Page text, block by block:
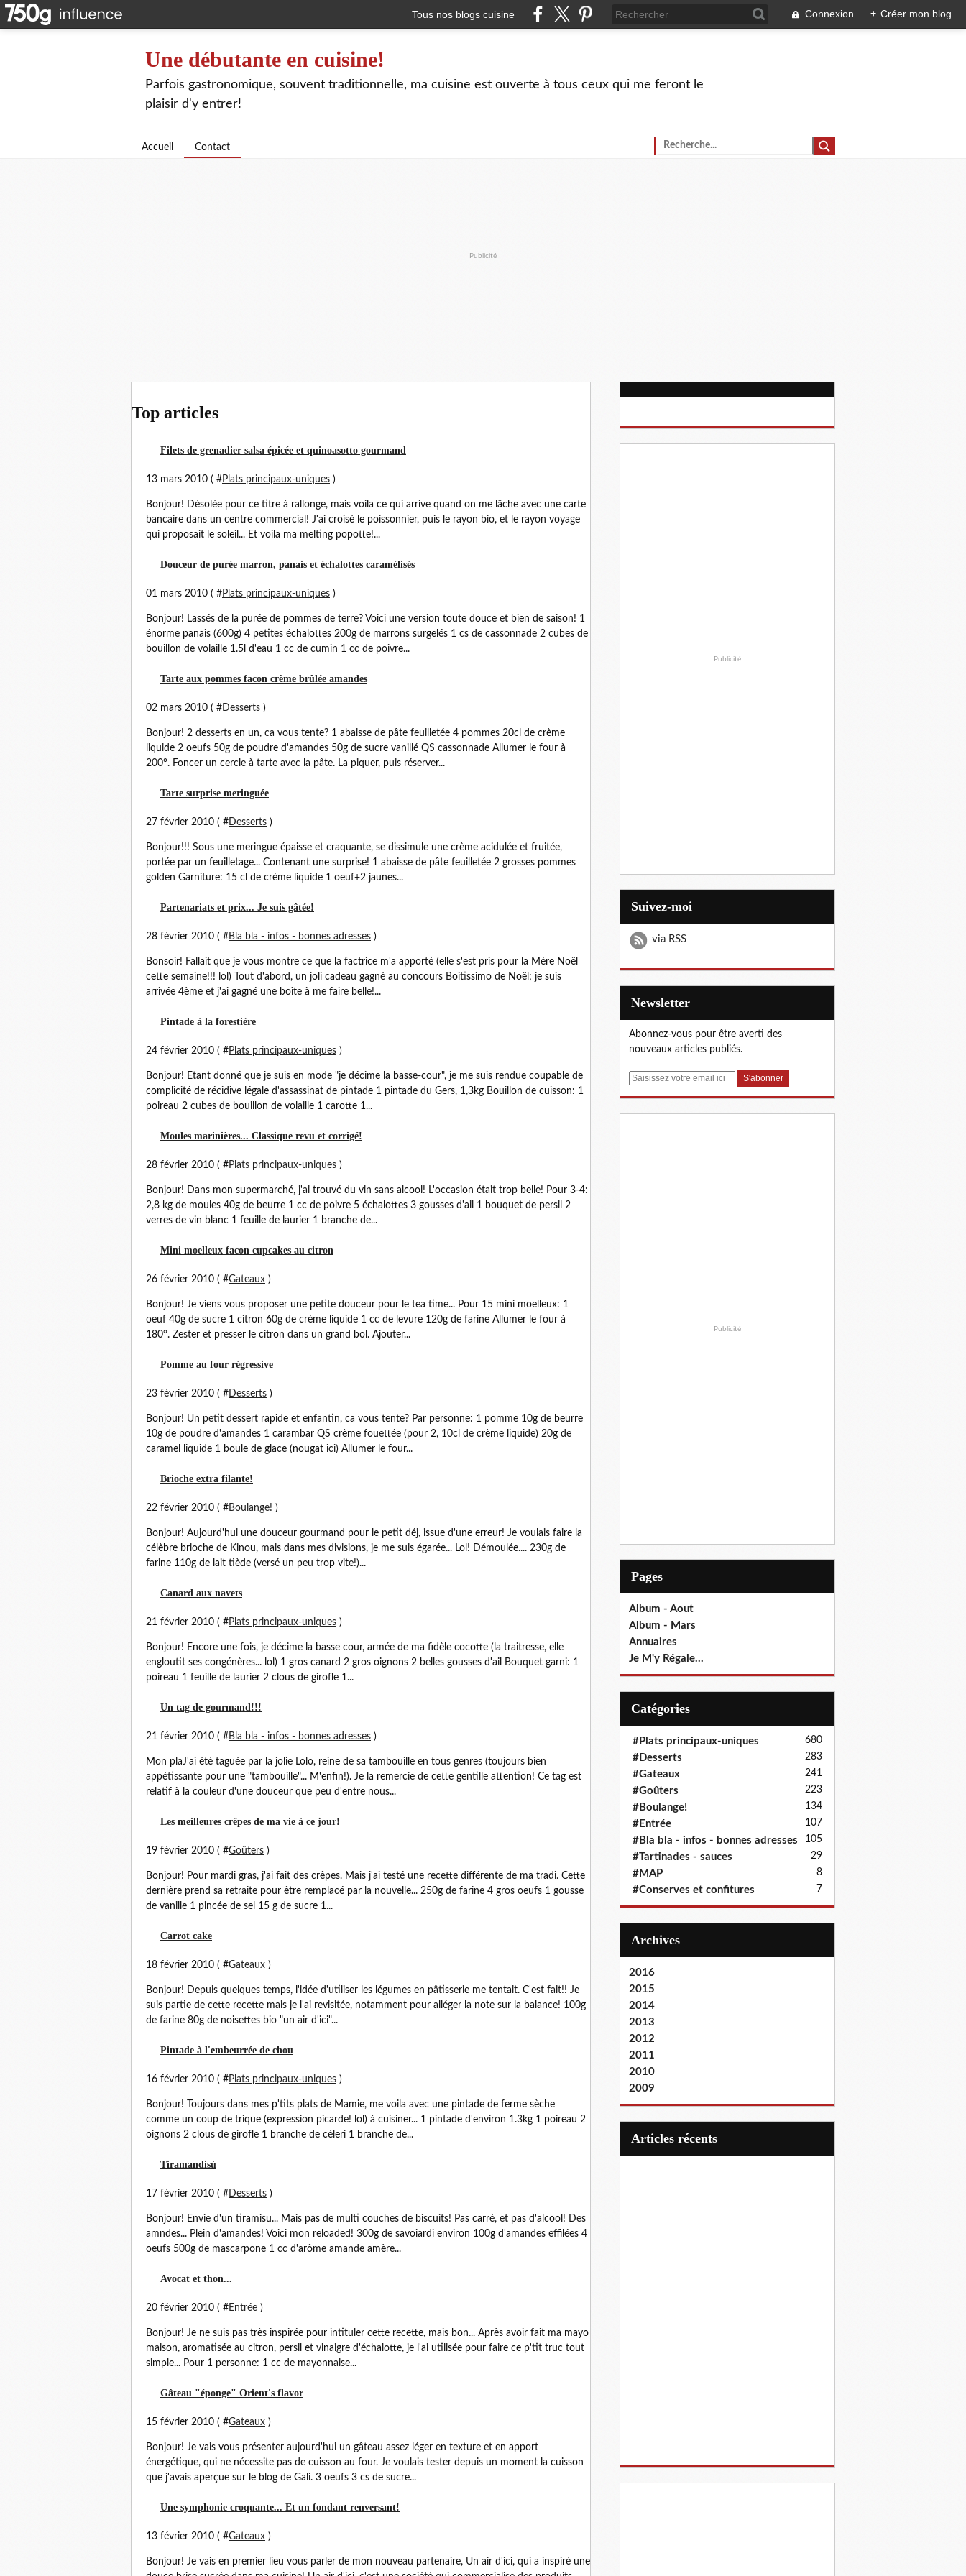
Tous nos blogs cuisine Connexion + Créer mon blog
Une débutante en cuisine!
Parfois gastronomique, souvent traditionnelle, ma cuisine est ouverte à tous ceux qui me feront le
plaisir d'y entrer!
Accueil Contact
Publicité
Top articles
Filets de grenadier salsa épicée et quinoasotto gourmand
13 mars 2010 ( #Plats principaux-uniques )
Bonjour! Désolée pour ce titre à rallonge, mais voila ce qui arrive quand on me lâche avec une carte
bancaire dans un centre commercial! J'ai croisé le poissonnier, puis le rayon bio, et le rayon voyage
qui proposait le soleil... Et voila ma melting popotte!...
Douceur de purée marron, panais et échalottes caramélisés
01 mars 2010 ( #Plats principaux-uniques )
Bonjour! Lassés de la purée de pommes de terre? Voici une version toute douce et bien de saison! 1
énorme panais (600g) 4 petites échalottes 200g de marrons surgelés 1 cs de cassonnade 2 cubes de
bouillon de volaille 1.5l d'eau 1 cc de cumin 1 cc de poivre...
Tarte aux pommes facon crème brûlée amandes
02 mars 2010 ( #Desserts )
Bonjour! 2 desserts en un, ca vous tente? 1 abaisse de pâte feuilletée 4 pommes 20cl de crème
liquide 2 oeufs 50g de poudre d'amandes 50g de sucre vanillé QS cassonnade Allumer le four à
200°. Foncer un cercle à tarte avec la pâte. La piquer, puis réserver...
Tarte surprise meringuée
27 février 2010 ( #Desserts )
Bonjour!!! Sous une meringue épaisse et craquante, se dissimule une crème acidulée et fruitée,
portée par un feuilletage... Contenant une surprise! 1 abaisse de pâte feuilletée 2 grosses pommes
golden Garniture: 15 cl de crème liquide 1 oeuf+2 jaunes...
Partenariats et prix... Je suis gâtée!
28 février 2010 ( #Bla bla - infos - bonnes adresses )
Bonsoir! Fallait que je vous montre ce que la factrice m'a apporté (elle s'est pris pour la Mère Noël
cette semaine!!! lol) Tout d'abord, un joli cadeau gagné au concours Boitissimo de Noël; je suis
arrivée 4ème et j'ai gagné une boîte à me faire belle!...
Pintade à la forestière
24 février 2010 ( #Plats principaux-uniques )
Bonjour! Etant donné que je suis en mode "je décime la basse-cour", je me suis rendue coupable de
complicité de récidive légale d'assassinat de pintade 1 pintade du Gers, 1,3kg Bouillon de cuisson: 1
poireau 2 cubes de bouillon de volaille 1 carotte 1...
Moules marinières... Classique revu et corrigé!
28 février 2010 ( #Plats principaux-uniques )
Bonjour! Dans mon supermarché, j'ai trouvé du vin sans alcool! L'occasion était trop belle! Pour 3-4:
2,8 kg de moules 40g de beurre 1 cc de poivre 5 échalottes 3 gousses d'ail 1 bouquet de persil 2
verres de vin blanc 1 feuille de laurier 1 branche de...
Mini moelleux facon cupcakes au citron
26 février 2010 ( #Gateaux )
Bonjour! Je viens vous proposer une petite douceur pour le tea time... Pour 15 mini moelleux: 1
oeuf 40g de sucre 1 citron 60g de crème liquide 1 cc de levure 120g de farine Allumer le four à
180°. Zester et presser le citron dans un grand bol. Ajouter...
Pomme au four régressive
23 février 2010 ( #Desserts )
Bonjour! Un petit dessert rapide et enfantin, ca vous tente? Par personne: 1 pomme 10g de beurre
10g de poudre d'amandes 1 carambar QS crème fouettée (pour 2, 10cl de crème liquide) 20g de
caramel liquide 1 boule de glace (nougat ici) Allumer le four...
Brioche extra filante!
22 février 2010 ( #Boulange! )
Bonjour! Aujourd'hui une douceur gourmand pour le petit déj, issue d'une erreur! Je voulais faire la
célèbre brioche de Kinou, mais dans mes divisions, je me suis égarée... Lol! Démoulée.... 230g de
farine 110g de lait tiède (versé un peu trop vite!)...
Canard aux navets
21 février 2010 ( #Plats principaux-uniques )
Bonjour! Encore une fois, je décime la basse cour, armée de ma fidèle cocotte (la traitresse, elle
engloutit ses congénères... lol) 1 gros canard 2 gros oignons 2 belles gousses d'ail Bouquet garni: 1
poireau 1 feuille de laurier 2 clous de girofle 1...
Un tag de gourmand!!!
21 février 2010 ( #Bla bla - infos - bonnes adresses )
Mon plaJ'ai été taguée par la jolie Lolo, reine de sa tambouille en tous genres (toujours bien
appétissante pour une "tambouille"... M'enfin!). Je la remercie de cette gentille attention! Ce tag est
relatif à la couleur d'une douceur que peu d'entre nous...
Les meilleures crêpes de ma vie à ce jour!
19 février 2010 ( #Goûters )
Bonjour! Pour mardi gras, j'ai fait des crêpes. Mais j'ai testé une recette différente de ma tradi. Cette
dernière prend sa retraite pour être remplacé par la nouvelle... 250g de farine 4 gros oeufs 1 gousse
de vanille 1 pincée de sel 15 g de sucre 1...
Carrot cake
18 février 2010 ( #Gateaux )
Bonjour! Depuis quelques temps, l'idée d'utiliser les légumes en pâtisserie me tentait. C'est fait!! Je
suis partie de cette recette mais je l'ai revisitée, notamment pour alléger la note sur la balance! 100g
de farine 80g de noisettes bio "un air d'ici"...
Pintade à l'embeurrée de chou
16 février 2010 ( #Plats principaux-uniques )
Bonjour! Toujours dans mes p'tits plats de Mamie, me voila avec une pintade de ferme sèche
comme un coup de trique (expression picarde! lol) à cuisiner... 1 pintade d'environ 1.3kg 1 poireau 2
oignons 2 clous de girofle 1 branche de céleri 1 branche de...
Tiramandisù
17 février 2010 ( #Desserts )
Bonjour! Envie d'un tiramisu... Mais pas de multi couches de biscuits! Pas carré, et pas d'alcool! Des
amndes... Plein d'amandes! Voici mon reloaded! 300g de savoiardi environ 100g d'amandes effilées 4
oeufs 500g de mascarpone 1 cc d'arôme amande amère...
Avocat et thon...
20 février 2010 ( #Entrée )
Bonjour! Je ne suis pas très inspirée pour intituler cette recette, mais bon... Après avoir fait ma mayo
maison, aromatisée au citron, persil et vinaigre d'échalotte, je l'ai utilisée pour faire ce p'tit truc tout
simple... Pour 1 personne: 1 cc de mayonnaise...
Gâteau "éponge" Orient's flavor
15 février 2010 ( #Gateaux )
Bonjour! Je vais vous présenter aujourd'hui un gâteau assez léger en texture et en apport
énergétique, qui ne nécessite pas de cuisson au four. Je voulais tester depuis un moment la cuisson
que j'avais aperçue sur le blog de Gali. 3 oeufs 3 cs de sucre...
Une symphonie croquante... Et un fondant renversant!
13 février 2010 ( #Gateaux )
Bonjour! Je vais en premier lieu vous parler de mon nouveau partenaire, Un air d'ici, qui a inspiré une
Publicité
Suivez-moi
via RSS
Newsletter
Abonnez-vous pour être averti des
nouveaux articles publiés.
E
Publicité
Pages
Album - Aout
Album - Mars
Annuaires
Je M'y Régale...
Catégories
#Plats principaux-uniques 680
#Desserts 283
#Gateaux 241
#Goûters 223
#Boulange! 134
#Entrée 107
#Bla bla - infos - bonnes adresses 105
#Tartinades - sauces 29
#MAP 8
#Conserves et confitures 7
Archives
2016
2015
2014
2013
2012
2011
2010
2009
articles récents